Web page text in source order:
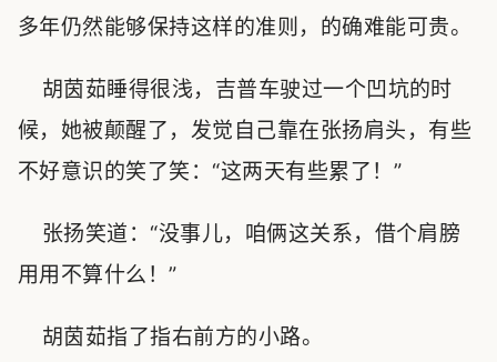
多年仍然能够保持这样的准则，的确难能可贵。
胡茵茹睡得很浅，吉普车驶过一个凹坑的时
候，她被颠醒了，发觉自己靠在张扬肩头，有些
不好意识的笑了笑：“这两天有些累了！”
张扬笑道：“没事儿，咱俩这关系，借个肩膀
用用不算什么！”
胡茵茹指了指右前方的小路。